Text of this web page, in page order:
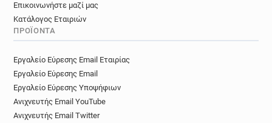
Επικοινωνήστε μαζί μας
Κατάλογος Εταιριών
ΠΡΟΪΌΝΤΑ
Εργαλείο Εύρεσης Email Εταιρίας
Εργαλείο Εύρεσης Email
Εργαλείο Εύρεσης Υποψήφιων
Ανιχνευτής Email YouTube
Ανιχνευτής Email Twitter